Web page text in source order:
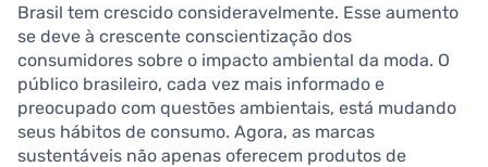
Brasil tem crescido consideravelmente. Esse aumento
se deve à crescente conscientização dos
consumidores sobre o impacto ambiental da moda. O
público brasileiro, cada vez mais informado e
preocupado com questões ambientais, está mudando
seus hábitos de consumo. Agora, as marcas
sustentáveis não apenas oferecem produtos de